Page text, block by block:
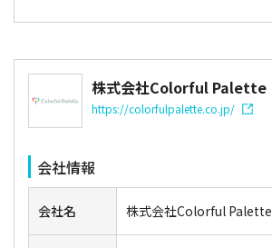
株式会社Colorful Palette
https://colorfulpalette.co.jp/
会社情報
会社名 株式会社Colorful Palette